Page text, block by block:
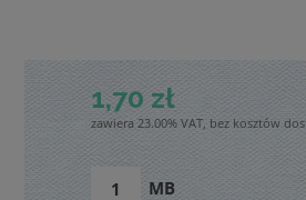
1,70 zł
zawiera 23.00% VAT, bez kosztów
MB